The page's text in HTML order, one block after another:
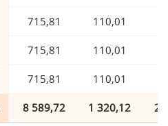
715,81 110,01
715,81 110,01
715,81 110,01
8 589,72 1 320,12 2